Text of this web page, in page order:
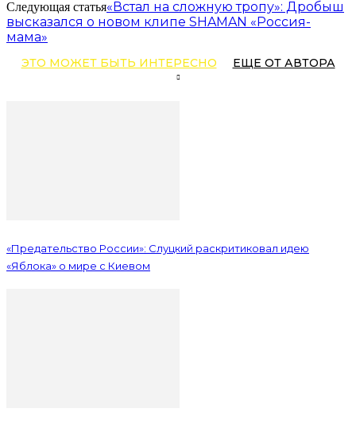
Следующая статья«Встал на сложную тропу»: Дробыш
высказался о новом клипе SHAMAN «Россия-
мама»
ЭТО МОЖЕТ БЫТЬ ИНТЕРЕСНО ЕЩЕ ОТ АВТОРА
«Предательство России»: Слуцкий раскритиковал идею
«Яблока» о мире с Киевом